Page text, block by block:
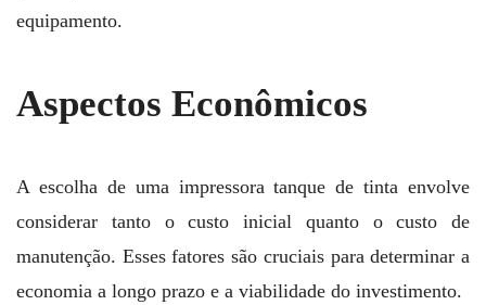
equipamento.
Aspectos Econômicos
A escolha de uma impressora tanque de tinta envolve
considerar tanto o custo inicial quanto o custo de
manutenção. Esses fatores são cruciais para determinar a
economia a longo prazo e a viabilidade do investimento.